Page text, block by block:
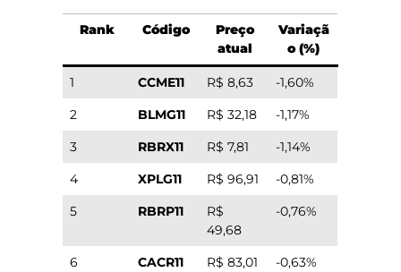
Rank Código
Preço
atual
Variaçã
o (%)
1 CCME11 R$ 8,63
-1,60%
2
BLMG11 R$ 32,18
-1,17%
3
RBRX11 R$ 7,81
-1,14%
4
XPLG11 R$ 96,91
-0,81%
5
RBRP11
R$
49,68
-0,76%
6 CACR11 R$ 83,01
-0,63%